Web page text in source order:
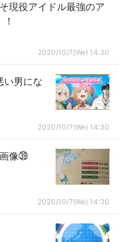
現役アイドル最強のア
2020/10/7(We) 14:30
い男にな
2020/10/7(We) 14:30
像㊴
2020/10/7(We) 14:30